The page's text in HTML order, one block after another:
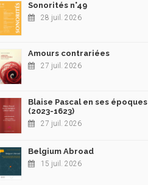
Sonorités n°49
28 juil. 2026
Amours contrariées
27 juil. 2026
Blaise Pascal en ses époques
(2023-1623)
27 juil. 2026
Belgium Abroad
15 juil. 2026